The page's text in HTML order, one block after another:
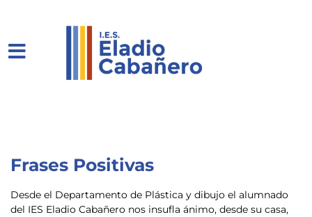
Frases Positivas
Desde el Departamento de Plástica y dibujo el alumnado
del IES Eladio Cabañero nos insufla ánimo, desde su casa,